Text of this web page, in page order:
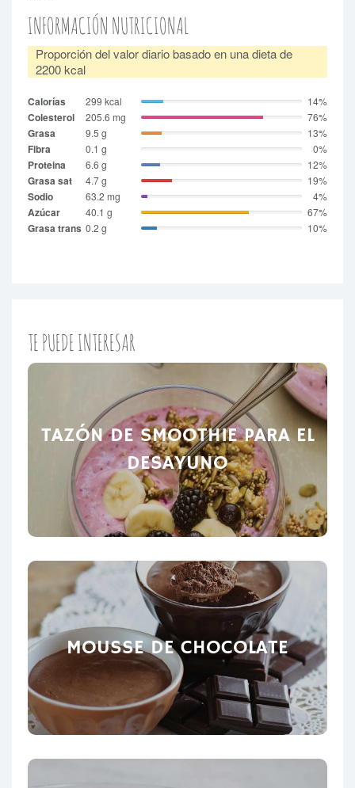
INFORMACIÓN NUTRICIONAL
Proporción del valor diario basado en una dieta de
2200 kcal
Calorías 299 kcal 14%
Colesterol 205.6 mg 76%
Grasa 9.5 g 13%
Fibra 0.1 g 0%
Proteina 6.6 g 12%
Grasa sat 4.7 g 19%
Sodio 63.2 mg 4%
Azúcar 40.1 g 67%
Grasa trans 0.2 g 10%
TE PUEDE INTERESAR
TAZÓN DE SMOOTHIE PARA EL
DESAYUNO
MOUSSE DE CHOCOLATE